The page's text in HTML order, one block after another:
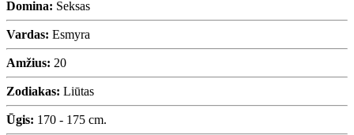
Domina: Seksas
Vardas: Esmyra
Amžius: 20
Zodiakas: Liūtas
Ūgis: 170 - 175 cm.